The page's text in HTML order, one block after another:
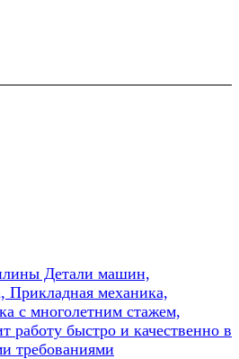
Детали машин,
Прикладная механика,
с многолетним стажем,
работу быстро и качественно в
требованиями